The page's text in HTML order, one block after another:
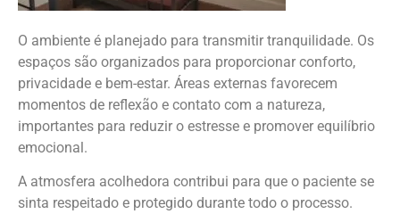
O ambiente é planejado para transmitir tranquilidade. Os
espaços são organizados para proporcionar conforto,
privacidade e bem-estar. Áreas externas favorecem
momentos de reflexão e contato com a natureza,
importantes para reduzir o estresse e promover equilíbrio
emocional.
A atmosfera acolhedora contribui para que o paciente se
sinta respeitado e protegido durante todo o processo.